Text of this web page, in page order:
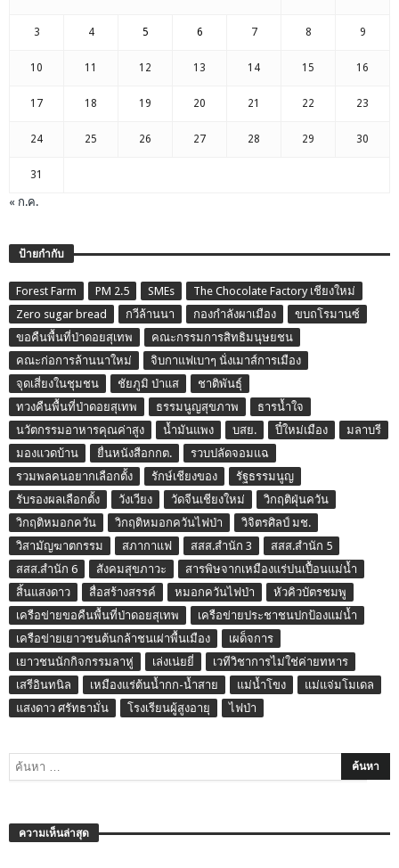
3 4 5 6 7 8 9
10 11 12 13 14 15 16
17 18 19 20 21 22 23
24 25 26 27 28 29 30
31
« ก.ค.
ป้ายกำกับ
Forest Farm PM 2.5 SMEs
The Chocolate Factory เชียงใหม่
Zero sugar bread
กวีล้านนา กองกำลังผาเมือง
ขบถโรมานซ์
ขอคืนพื้นที่ป่าดอยสุเทพ
คณะกรรมการสิทธิมนุษยชน
คณะก่อการล้านนาใหม่
จิบกาแฟเบาๆ นั่งเมาส์การเมือง
จุดเสี่ยงในชุมชน
ชัยภูมิ ป่าแส
ชาติพันธุ์
ทวงคืนพื้นที่ป่าดอยสุเทพ
ธรรมนูญสุขภาพ
ธารน้ำใจ
นวัตกรรมอาหารคุณค่าสูง
น้ำมันแพง บสย. ปี๋ใหม่เมือง
มลาบรี
มองแวดบ้าน
ยื่นหนังสือกกต.
รวบปลัดจอมแฉ
รวมพลคนอยากเลือกตั้ง
รักษ์เชียงของ
รัฐธรรมนูญ
รับรองผลเลือกตั้ง
วังเวียง วัดจีนเชียงใหม่
วิกฤติฝุ่นควัน
วิกฤติหมอกควัน
วิกฤติหมอกควันไฟป่า
วิจิตรศิลป์ มช.
วิสามัญฆาตกรรม
สภากาแฟ สสส.สำนัก 3
สสส.สำนัก 5
สสส.สำนัก 6
สังคมสุขภาวะ
สารพิษจากเหมืองแร่ปนเปื้อนแม่น้ำ
สิ้นแสงดาว
สื่อสร้างสรรค์ หมอกควันไฟป่า
หัวคิวบัตรชมพู
เครือข่ายขอคืนพื้นที่ป่าดอยสุเทพ
เครือข่ายประชาชนปกป้องแม่น้ำ
เครือข่ายเยาวชนต้นกล้าชนเผ่าพื้นเมือง
เผด็จการ
เยาวชนนักกิจกรรมลาหู่
เล่งเน่ยยี่
เวทีวิชาการไม่ใช่ค่ายทหาร
เสรีอินทนิล
เหมืองแร่ต้นน้ำกก-น้ำสาย แม่น้ำโขง
แม่แจ่มโมเดล
แสงดาว ศรัทธามั่น
โรงเรียนผู้สูงอายุ ไฟป่า
ความเห็นล่าสุด